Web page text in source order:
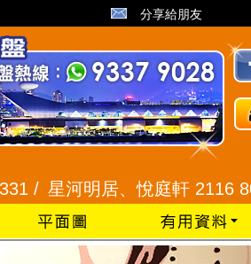
分享給朋友
星河明居、悅庭軒 2116 8008 /